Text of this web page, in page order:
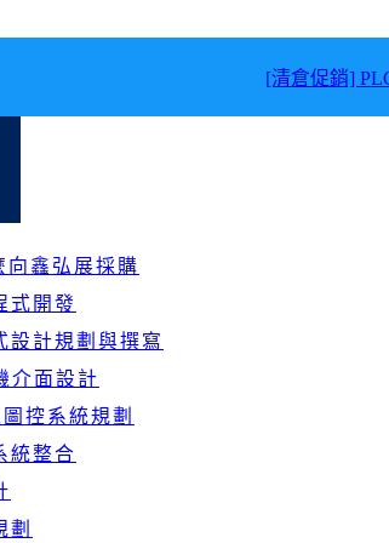
[清倉促銷]
向鑫弘展採購
式開發
設計規劃與撰寫
介面設計
控系統規劃
統整合
劃